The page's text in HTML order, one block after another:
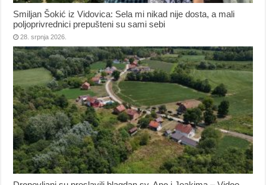
Smiljan Šokić iz Vidovica: Sela mi nikad nije dosta, a mali
poljoprivrednici prepušteni su sami sebi
28. srpnja 2026.